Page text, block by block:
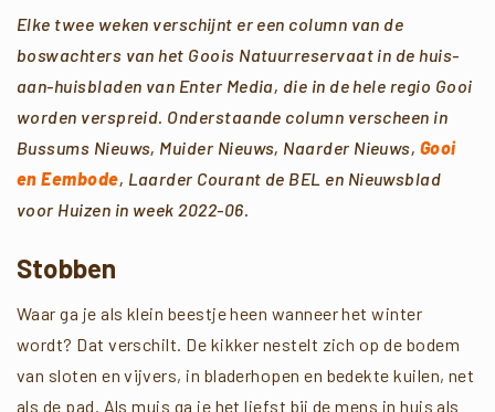
Elke twee weken verschijnt er een column van de
boswachters van het Goois Natuurreservaat in de huis-
aan-huisbladen van Enter Media, die in de hele regio Gooi
worden verspreid. Onderstaande column verscheen in
Bussums Nieuws, Muider Nieuws, Naarder Nieuws, Gooi
en Eembode, Laarder Courant de BEL en Nieuwsblad
voor Huizen in week 2022-06.
Stobben
Waar ga je als klein beestje heen wanneer het winter
wordt? Dat verschilt. De kikker nestelt zich op de bodem
van sloten en vijvers, in bladerhopen en bedekte kuilen, net
als de pad. Als muis ga je het liefst bij de mens in huis als